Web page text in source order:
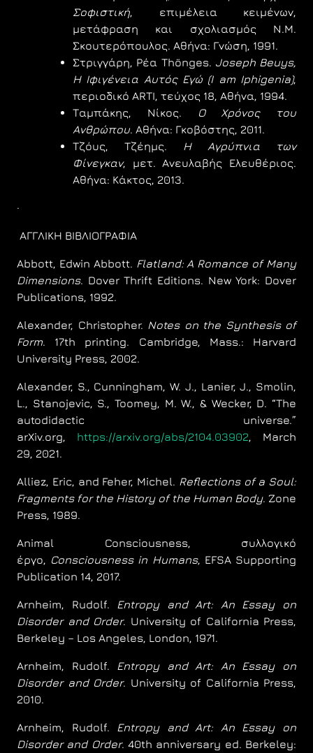
Σοφιστική, επιμέλεια κειμένων,
μετάφραση και σχολιασμός Ν.Μ.
Σκουτερόπουλος. Αθήνα: Γνώση, 1991.
Στριγγάρη, Ρέα Thönges. Joseph Beuys,
Η Ιφιγένεια Αυτός Εγώ (I am Iphigenia),
περιοδικό ARTI, τεύχος 18, Αθήνα, 1994.
Ταμπάκης, Νίκος.
Ο Χρόνος του
Ανθρώπου. Αθήνα: Γκοβόστης, 2011.
Τζόυς, Τζέημς.
Η Αγρύπνια των
Φίνεγκαν, μετ. Ανευλαβής Ελευθέριος.
Αθήνα: Κάκτος, 2013.
·
ΑΓΓΛΙΚΗ ΒΙΒΛΙΟΓΡΑΦΙΑ
Abbott, Edwin Abbott. Flatland: A Romance of Many
Dimensions. Dover Thrift Editions. New York: Dover
Publications, 1992.
Alexander, Christopher. Notes on the Synthesis of
Form. 17th printing. Cambridge, Mass.: Harvard
University Press, 2002.
Alexander, S., Cunningham, W. J., Lanier, J., Smolin,
L., Stanojevic, S., Toomey, M. W., & Wecker, D. “The
autodidactic universe.”
arXiv.org, https://arxiv.org/abs/2104.03902, March
29, 2021.
Alliez, Eric, and Feher, Michel. Reflections of a Soul:
Fragments for the History of the Human Body. Zone
Press, 1989.
Animal Consciousness, συλλογικό
έργο, Consciousness in Humans, EFSA Supporting
Publication 14, 2017.
Arnheim, Rudolf.
Entropy and Art: An Essay on
Disorder and Order. University of California Press,
Berkeley – Los Angeles, London, 1971.
Arnheim, Rudolf.
Entropy and Art: An Essay on
Disorder and Order. University of California Press,
2010.
Arnheim, Rudolf.
Entropy and Art: An Essay on
Disorder and Order. 40th anniversary ed. Berkeley: